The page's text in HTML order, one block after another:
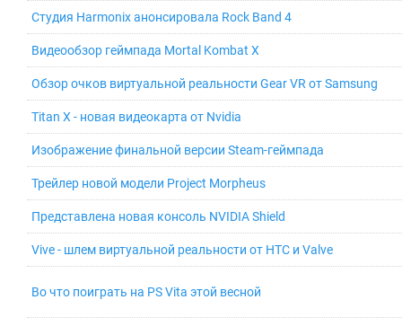
Студия Harmonix анонсировала Rock Band 4
Видеообзор геймпада Mortal Kombat X
Обзор очков виртуальной реальности Gear VR от Samsung
Titan X - новая видеокарта от Nvidia
Изображение финальной версии Steam-геймпада
Трейлер новой модели Project Morpheus
Представлена новая консоль NVIDIA Shield
Vive - шлем виртуальной реальности от HTC и Valve
Во что поиграть на PS Vita этой весной